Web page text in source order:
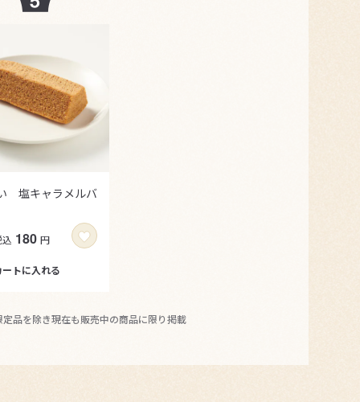
塩キャラメルバ
180 円
トに入れる
品を除き現在も販売中の商品に限り掲載